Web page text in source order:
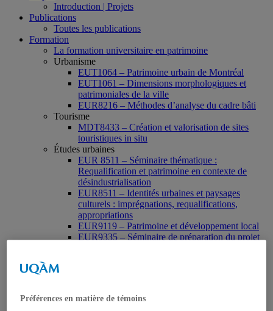
Introduction | Projets
Publications
Toutes les publications
Formation
La formation universitaire en patrimoine
Urbanisme
EUT1064 – Patrimoine urbain de Montréal
EUT1061 – Dimensions morphologiques et
patrimoniales de la ville
EUR8216 – Méthodes d’analyse du cadre bâti
Tourisme
MDT8433 – Création et valorisation de sites
touristiques in situ
Études urbaines
EUR 8511 – Séminaire thématique :
Requalification et patrimoine en contexte de
désindustrialisation
EUR8511 – Identités urbaines et paysages
culturels : imprégnations, requalifications,
appropriations
EUR9119 – Patrimoine et développement local
EUR9335 – Séminaire de préparation du projet
Muséologie, médiation et patrimoine
Préférences en matière de témoins